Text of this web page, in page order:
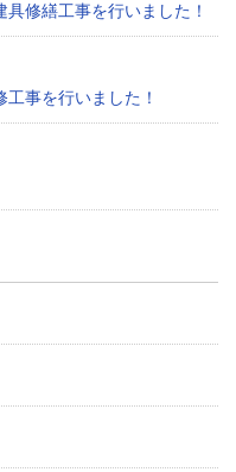
修繕工事を行いました！
事を行いました！